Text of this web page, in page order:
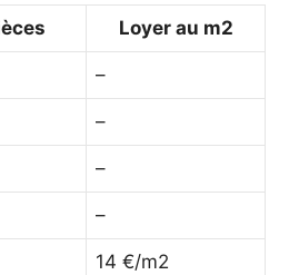
Loyer au m2
–
–
–
–
14 €/m2